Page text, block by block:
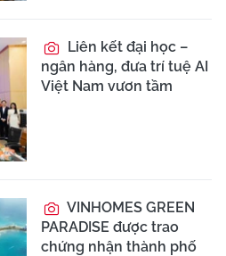
Liên kết đại học –
ngân hàng, đưa trí tuệ AI
Việt Nam vươn tầm
VINHOMES GREEN
PARADISE được trao
chứng nhận thành phố